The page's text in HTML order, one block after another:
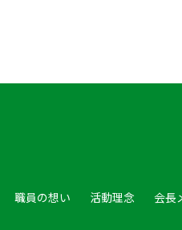
職員の想い 活動理念 会長